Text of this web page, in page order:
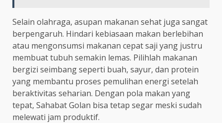
Selain olahraga, asupan makanan sehat juga sangat
berpengaruh. Hindari kebiasaan makan berlebihan
atau mengonsumsi makanan cepat saji yang justru
membuat tubuh semakin lemas. Pilihlah makanan
bergizi seimbang seperti buah, sayur, dan protein
yang membantu proses pemulihan energi setelah
beraktivitas seharian. Dengan pola makan yang
tepat, Sahabat Golan bisa tetap segar meski sudah
melewati jam produktif.